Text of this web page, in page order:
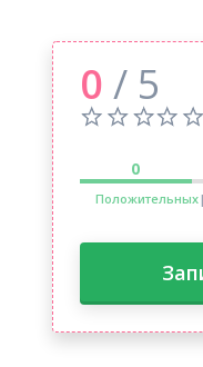
0 / 5
0
Положительных